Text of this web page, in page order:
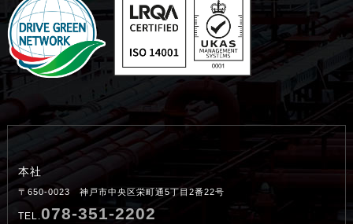
本社
〒650-0023 神戸市中央区栄町通5丁目2番22号
TEL.078-351-2202